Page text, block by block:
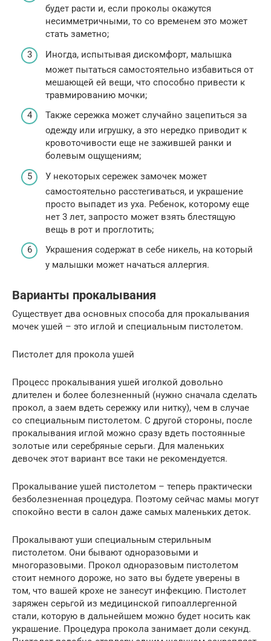
будет расти и, если проколы окажутся
несимметричными, то со временем это может
стать заметно;
Иногда, испытывая дискомфорт, малышка
может пытаться самостоятельно избавиться от
мешающей ей вещи, что способно привести к
травмированию мочки;
Также сережка может случайно зацепиться за
одежду или игрушку, а это нередко приводит к
кровоточивости еще не зажившей ранки и
болевым ощущениям;
У некоторых сережек замочек может
самостоятельно расстегиваться, и украшение
просто выпадет из уха. Ребенок, которому еще
нет 3 лет, запросто может взять блестящую
вещь в рот и проглотить;
Украшения содержат в себе никель, на который
у малышки может начаться аллергия.
Варианты прокалывания
Существует два основных способа для прокалывания
мочек ушей – это иглой и специальным пистолетом.
Пистолет для прокола ушей
Процесс прокалывания ушей иголкой довольно
длителен и более болезненный (нужно сначала сделать
прокол, а заем вдеть сережку или нитку), чем в случае
со специальным пистолетом. С другой стороны, после
прокалывания иглой можно сразу вдеть постоянные
золотые или серебряные серьги. Для маленьких
девочек этот вариант все таки не рекомендуется.
Прокалывание ушей пистолетом – теперь практически
безболезненная процедура. Поэтому сейчас мамы могут
спокойно вести в салон даже самых маленьких деток.
Прокалывают уши специальным стерильным
пистолетом. Они бывают одноразовыми и
многоразовыми. Прокол одноразовым пистолетом
стоит немного дороже, но зато вы будете уверены в
том, что вашей крохе не занесут инфекцию. Пистолет
заряжен серьгой из медицинской гипоаллергенной
стали, которую в дальнейшем можно будет носить как
украшение. Процедура прокола занимает доли секунд.